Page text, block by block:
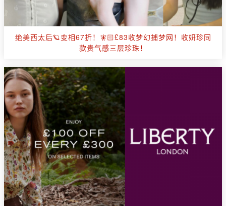
绝美西太后🪐变相67折！🧚🏻£83收梦幻捕梦网！收妍珍同
款贵气感三层珍珠！